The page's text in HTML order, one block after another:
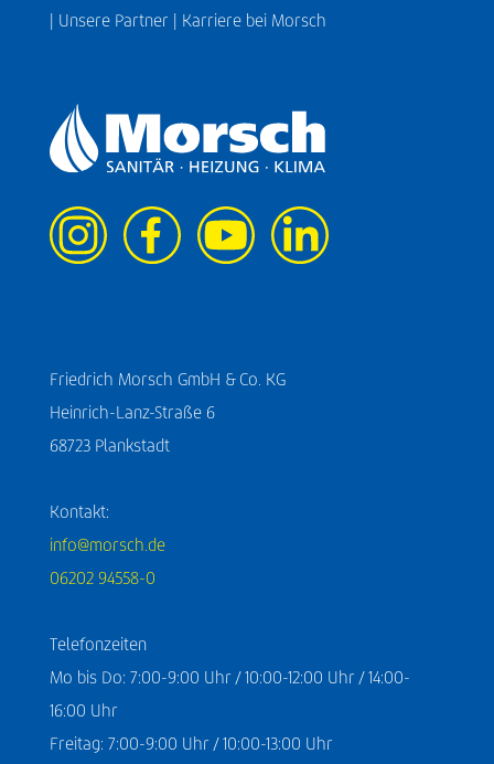
| Unsere Partner | Karriere bei Morsch
Friedrich Morsch GmbH & Co. KG
Heinrich-Lanz-Straße 6
68723 Plankstadt
Kontakt:
info@morsch.de
06202 94558-0
Telefonzeiten
Mo bis Do: 7:00-9:00 Uhr / 10:00-12:00 Uhr / 14:00-
16:00 Uhr
Freitag: 7:00-9:00 Uhr / 10:00-13:00 Uhr